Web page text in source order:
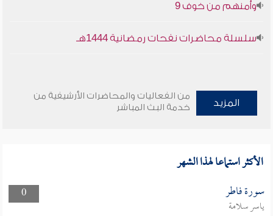
وأمنهم من خوف 9
سلسلة محاضرات نفحات رمضانية 1444هـ
المزيد
من الفعاليات والمحاضرات الأرشيفية من
خدمة البث المباشر
الأكثر استماعا لهذا الشهر
0 سورة فاطر
ياسر سلامة